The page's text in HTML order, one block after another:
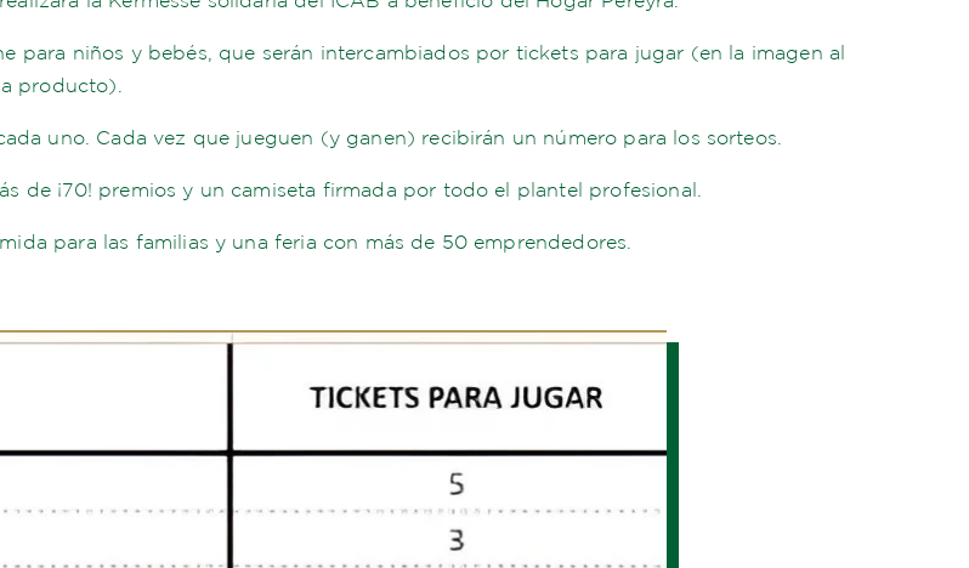
para niños y bebés, que serán intercambiados por tickets para jugar (en la imagen al
producto).
uno. Cada vez que jueguen (y ganen) recibirán un número para los sorteos.
de ¡70! premios y un camiseta firmada por todo el plantel profesional.
para las familias y una feria con más de 50 emprendedores.